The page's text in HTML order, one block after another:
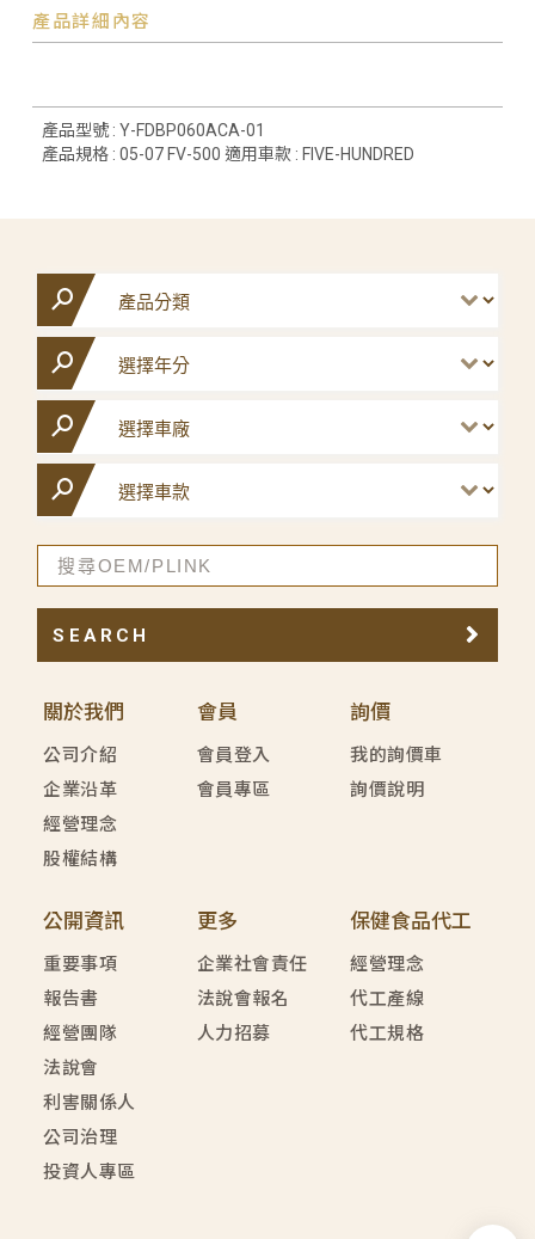
產品詳細內容
產品型號 : Y-FDBP060ACA-01
產品規格 : 05-07 FV-500 適用車款 : FIVE-HUNDRED
關於我們
公司介紹
企業沿革
經營理念
股權結構
會員
會員登入
會員專區
詢價
我的詢價車
詢價說明
公開資訊
重要事項
報告書
經營團隊
法說會
利害關係人
公司治理
投資人專區
更多
企業社會責任
法說會報名
人力招募
保健食品代工
經營理念
代工產線
代工規格
SEARCH